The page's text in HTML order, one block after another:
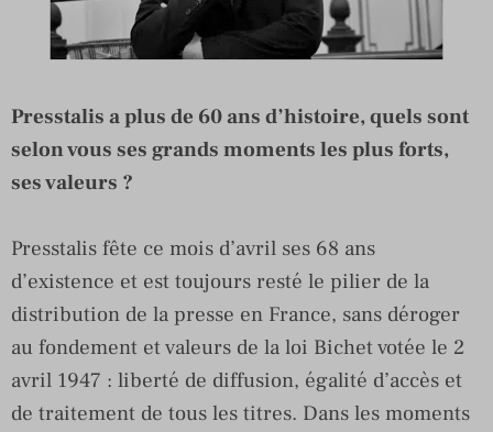
Presstalis a plus de 60 ans d’histoire, quels sont
selon vous ses grands moments les plus forts,
ses valeurs ?
Presstalis fête ce mois d’avril ses 68 ans
d’existence et est toujours resté le pilier de la
distribution de la presse en France, sans déroger
au fondement et valeurs de la loi Bichet votée le 2
avril 1947 : liberté de diffusion, égalité d’accès et
de traitement de tous les titres. Dans les moments